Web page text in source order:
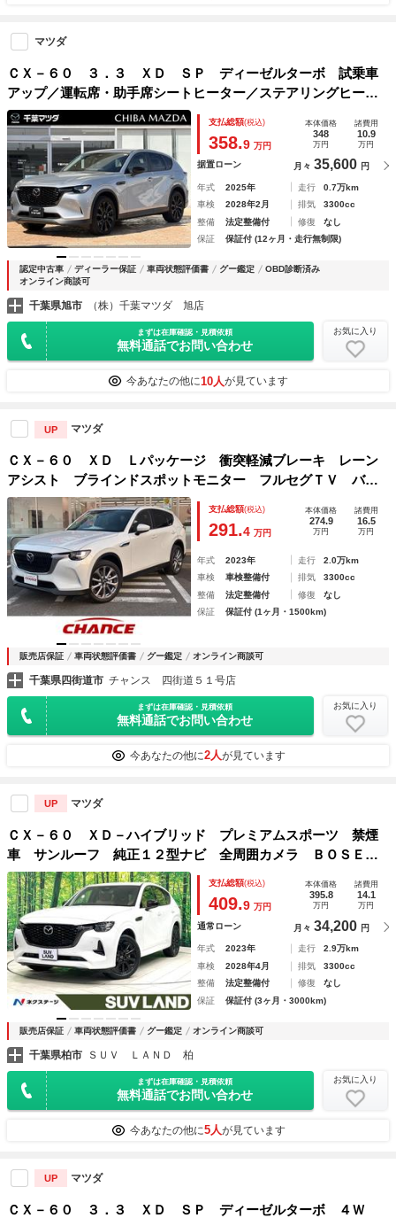
マツダ
ＣＸ－６０ ３．３ ＸＤ ＳＰ ディーゼルターボ 試乗車
アップ／運転席・助手席シートヒーター／ステアリングヒータ
ー／シースルービュー機能付３６０°ビューモニター／１２．．
３インチセンターディスプレイ
支払総額(税込)
358.9 万円
本体価格
348
万円
諸費用
10.9
万円
据置ローン 月々 35,600 円
年式 2025年 走行
0.7万km
車検
2028年2月 排気
3300cc
整備
法定整備付 修復
なし
保証
保証付 (12ヶ月・走行無制限)
認定中古車 ディーラー保証 車両状態評価書 グー鑑定
OBD診断済み
オンライン商談可
千葉県旭市 （株）千葉マツダ 旭店
まずは在庫確認・見積依頼
無料通話でお問い合わせ
お気に入り
今あなたの他に10人が見ています
UP マツダ
ＣＸ－６０ ＸＤ Ｌパッケージ 衝突軽減ブレーキ レーン
アシスト ブラインドスポットモニター フルセグＴＶ バッ
クカメラ サイドカメラ アイドリングストップ スマートキ
ー クルーズコントロール 電動格納ミラー
支払総額(税込)
291.4 万円
本体価格
274.9
万円
諸費用
16.5
万円
年式 2023年 走行
2.0万km
車検
車検整備付 排気
3300cc
整備
法定整備付 修復
なし
保証
保証付 (1ヶ月・1500km)
販売店保証 車両状態評価書 グー鑑定 オンライン商談可
千葉県四街道市 チャンス 四街道５１号店
まずは在庫確認・見積依頼
無料通話でお問い合わせ
お気に入り
今あなたの他に2人が見ています
UP マツダ
ＣＸ－６０ ＸＤ－ハイブリッド プレミアムスポーツ 禁煙
車 サンルーフ 純正１２型ナビ 全周囲カメラ ＢＯＳＥサ
ウンド ブラインドスポットモニター ＡＣ１００Ｖ 衝突被
害軽減システム レーダークルーズコントロール 電動リアゲ
ート 純正２０インチアルミ
支払総額(税込)
409.9 万円
本体価格
395.8
万円
諸費用
14.1
万円
通常ローン 月々 34,200 円
年式 2023年 走行
2.9万km
車検
2028年4月 排気
3300cc
整備
法定整備付 修復
なし
保証
保証付 (3ヶ月・3000km)
販売店保証 車両状態評価書 グー鑑定 オンライン商談可
千葉県柏市 ＳＵＶ ＬＡＮＤ 柏
まずは在庫確認・見積依頼
無料通話でお問い合わせ
お気に入り
今あなたの他に5人が見ています
UP マツダ
ＣＸ－６０ ３．３ ＸＤ ＳＰ ディーゼルターボ ４Ｗ